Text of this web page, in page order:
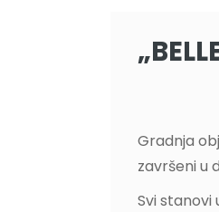
Gradnja
završeni u
Svi stanovi